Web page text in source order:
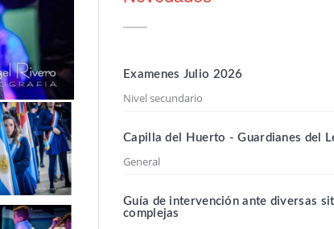
Examenes Julio 2026
Nivel secundario
Capilla del Huerto - Guardianes del
General
Guía de intervención ante diversas
complejas